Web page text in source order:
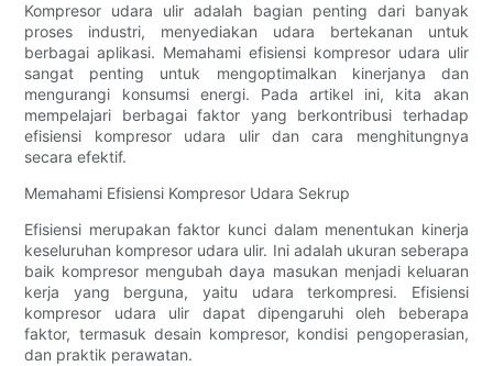
Kompresor udara ulir adalah bagian penting dari banyak
proses industri, menyediakan udara bertekanan untuk
berbagai aplikasi. Memahami efisiensi kompresor udara ulir
sangat penting untuk mengoptimalkan kinerjanya dan
mengurangi konsumsi energi. Pada artikel ini, kita akan
mempelajari berbagai faktor yang berkontribusi terhadap
efisiensi kompresor udara ulir dan cara menghitungnya
secara efektif.
Memahami Efisiensi Kompresor Udara Sekrup
Efisiensi merupakan faktor kunci dalam menentukan kinerja
keseluruhan kompresor udara ulir. Ini adalah ukuran seberapa
baik kompresor mengubah daya masukan menjadi keluaran
kerja yang berguna, yaitu udara terkompresi. Efisiensi
kompresor udara ulir dapat dipengaruhi oleh beberapa
faktor, termasuk desain kompresor, kondisi pengoperasian,
dan praktik perawatan.